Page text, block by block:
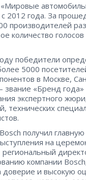
2012 года. За
производителей
количество
победители
5000
в Москве,
звание «Бренд
экспертного
технических
получил
на
компании
доверие и высокую